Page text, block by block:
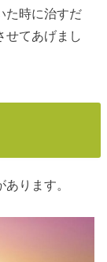
た時に治すだ
せてあげまし
ります。